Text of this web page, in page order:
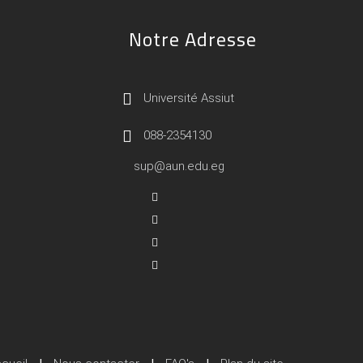
Notre Adresse
Université Assiut
088-2354130
sup@aun.edu.eg